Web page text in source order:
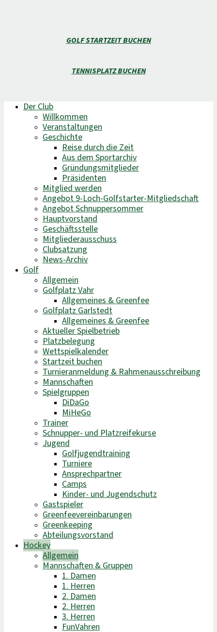
GOLF STARTZEIT BUCHEN
TENNISPLATZ BUCHEN
Der Club
Willkommen
Veranstaltungen
Geschichte
Reise durch die Zeit
Aus dem Sportarchiv
Gründungsmitglieder
Präsidenten
Mitglied werden
Angebot 9-Loch-Golfstarter-Mitgliedschaft
Angebot Schnuppersommer
Hauptvorstand
Geschäftsstelle
Mitgliederausschuss
Clubsatzung
News-Archiv
Golf
Allgemein
Golfplatz Vahr
Allgemeines & Greenfee
Golfplatz Garlstedt
Allgemeines & Greenfee
Aktueller Spielbetrieb
Platzbelegung
Wettspielkalender
Startzeit buchen
Turnieranmeldung & Rahmenausschreibung
Mannschaften
Spielgruppen
DiDaGo
MiHeGo
Trainer
Schnupper- und Platzreifekurse
Jugend
Golfjugendtraining
Turniere
Ansprechpartner
Camps
Kinder- und Jugendschutz
Gastspieler
Greenfeevereinbarungen
Greenkeeping
Abteilungsvorstand
Hockey
Allgemein
Mannschaften & Gruppen
1. Damen
1. Herren
2. Damen
2. Herren
3. Herren
FunVahren​